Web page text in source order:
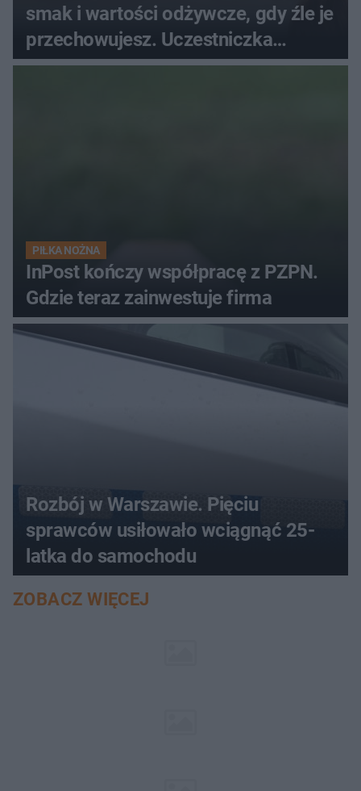
smak i wartości odżywcze, gdy źle je
przechowujesz. Uczestniczka
"MasterChefa"
PIŁKA NOŻNA
InPost kończy współpracę z PZPN.
Gdzie teraz zainwestuje firma
Rozbój w Warszawie. Pięciu
sprawców usiłowało wciągnąć 25-
latka do samochodu
ZOBACZ WIĘCEJ